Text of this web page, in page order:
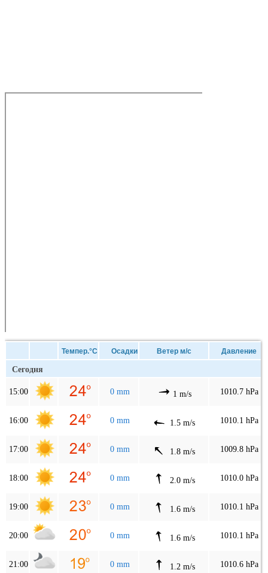
Темпер.°C Осадки Ветер м/с Давление
Сегодня
15:00 0 mm 1 m/s 1010.7 hPa
16:00 0 mm 1.5 m/s 1010.1 hPa
17:00 0 mm 1.8 m/s 1009.8 hPa
18:00 0 mm 2.0 m/s 1010.0 hPa
19:00 0 mm 1.6 m/s 1010.1 hPa
20:00 0 mm 1.6 m/s 1010.1 hPa
21:00 0 mm 1.2 m/s 1010.6 hPa